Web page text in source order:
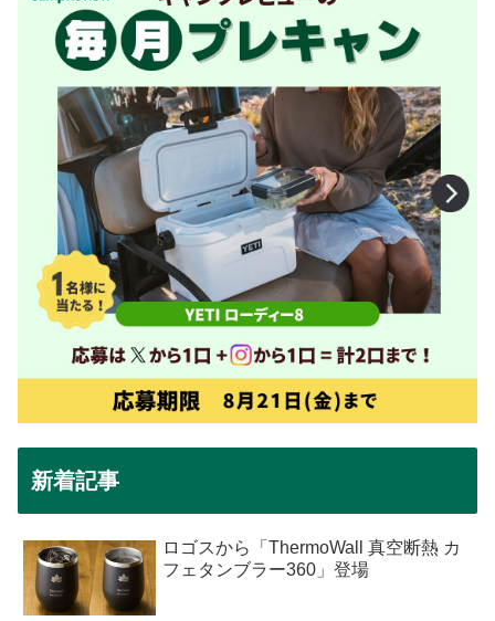
新着記事
ロゴスから「ThermoWall 真空断熱 カ
フェタンブラー360」登場